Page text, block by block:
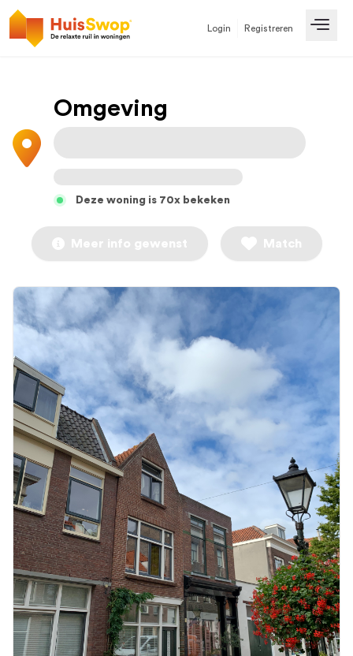
Login Registreren
Omgeving
Deze woning is 70x bekeken
Meer info gewenst Match